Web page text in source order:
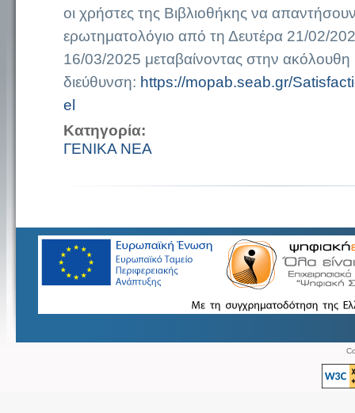
οι χρήστες της Βιβλιοθήκης να
ερωτηματολόγιο από τη Δευτέρα 21/02/
16/03/2025 μεταβαίνοντας στην ακόλουθη
διεύθυνση: https://mopab.seab.gr/
el
Κατηγορία:
ΓΕΝΙΚΑ ΝΕΑ